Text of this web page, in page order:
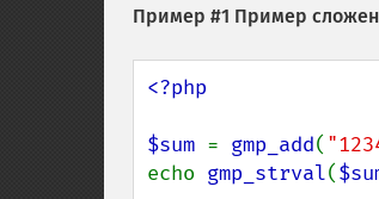
Пример #1 Пример
<?php
$sum = gmp_add(
echo gmp_strval(